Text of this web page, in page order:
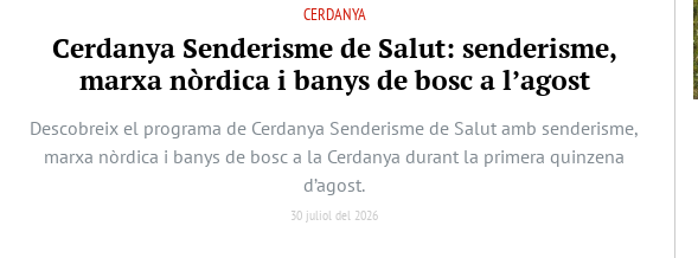
CERDANYA
Cerdanya Senderisme de Salut: senderisme,
marxa nòrdica i banys de bosc a l’agost
Descobreix el programa de Cerdanya Senderisme de Salut amb senderisme,
marxa nòrdica i banys de bosc a la Cerdanya durant la primera quinzena
d’agost.
30 juliol del 2026